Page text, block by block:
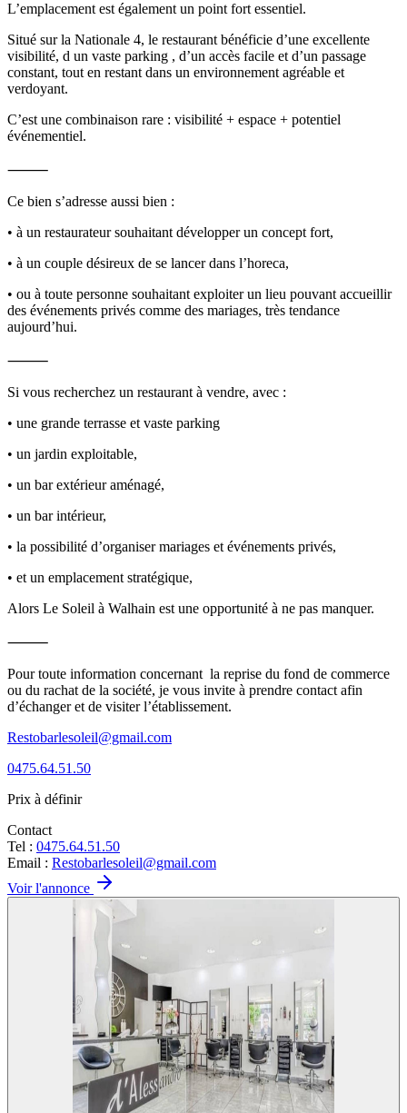
L’emplacement est également un point fort essentiel.
Situé sur la Nationale 4, le restaurant bénéficie d’une excellente
visibilité, d un vaste parking , d’un accès facile et d’un passage
constant, tout en restant dans un environnement agréable et
verdoyant.
C’est une combinaison rare : visibilité + espace + potentiel
événementiel.
⸻
Ce bien s’adresse aussi bien :
• à un restaurateur souhaitant développer un concept fort,
• à un couple désireux de se lancer dans l’horeca,
• ou à toute personne souhaitant exploiter un lieu pouvant accueillir
des événements privés comme des mariages, très tendance
aujourd’hui.
⸻
Si vous recherchez un restaurant à vendre, avec :
• une grande terrasse et vaste parking
• un jardin exploitable,
• un bar extérieur aménagé,
• un bar intérieur,
• la possibilité d’organiser mariages et événements privés,
• et un emplacement stratégique,
Alors Le Soleil à Walhain est une opportunité à ne pas manquer.
⸻
Pour toute information concernant la reprise du fond de commerce
ou du rachat de la société, je vous invite à prendre contact afin
d’échanger et de visiter l’établissement.
Restobarlesoleil@gmail.com
0475.64.51.50
Prix à définir
Contact
Tel : 0475.64.51.50
Email : Restobarlesoleil@gmail.com
Voir l'annonce